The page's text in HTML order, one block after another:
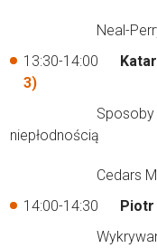
Neal-Perry G.
13:30-14:00
3)
Sposoby oceny
niepłodnością
Cedars M. (M-P,
14:00-14:30 Piotr
Wykrywanie i